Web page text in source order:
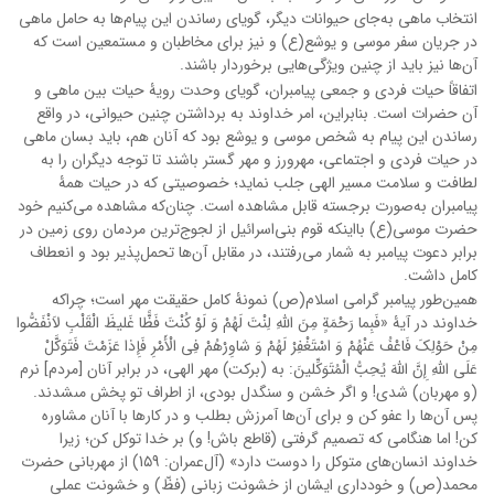
انتخاب ماهی به‌جای حیوانات دیگر، گویای رساندن این پیام‌ها به حامل ماهی
در جریان سفر موسی و یوشع(ع) و نیز برای مخاطبان و مستمعین است که
آن‌ها نیز باید از چنین ویژگی‌هایی برخوردار باشند.
اتفاقاً حیات فردی و جمعی پیامبران، گویای وحدت رویۀ حیات بین ماهی و
آن حضرات است. بنابراین، امر خداوند به برداشتن چنین حیوانی، در واقع
رساندن این پیام به شخص موسی و یوشع بود که آنان هم، باید بسان ماهی
در حیات فردی و اجتماعی، مهرورز و مهر گستر باشند تا توجه دیگران را به
لطافت و سلامت مسیر الهی جلب نماید؛ خصوصیتی که در حیات همۀ
پیامبران به‌صورت برجسته قابل مشاهده است. چنان‌که مشاهده می‌کنیم خود
حضرت موسی(ع) بااینکه قوم بنی‌اسرائیل از لجوج‌ترین مردمان روی زمین در
برابر دعوت پیامبر به شمار می‌رفتند، در مقابل آن‌ها تحمل‌پذیر بود و انعطاف
کامل داشت.
همین‌طور پیامبر گرامی اسلام(ص) نمونۀ کامل حقیقت مهر است؛ چراکه
خداوند در آیۀ «فَبِما رَحْمَةٍ مِنَ اللَّهِ لِنْتَ لَهُمْ وَ لَوْ کُنْتَ فَظًّا غَلیظَ الْقَلْبِ لاَنْفَضُّوا
مِنْ حَوْلِکَ فَاعْفُ عَنْهُمْ وَ اسْتَغْفِرْ لَهُمْ وَ شاوِرْهُمْ فِی الْأَمْرِ فَإِذا عَزَمْتَ فَتَوَکَّلْ
عَلَى اللَّهِ إِنَّ اللَّهَ یُحِبُّ الْمُتَوَکِّلینَ: به (برکت) مهر الهى، در برابر آنان [مردم‏] نرم
(و مهربان) شدى! و اگر خشن و سنگدل بودى، از اطراف تو پخش مى‏شدند.
پس آن‌ها را عفو کن و براى آن‌ها آمرزش بطلب و در کارها با آنان مشاوره
کن! اما هنگامى که تصمیم گرفتى (قاطع باش! و) بر خدا توکل کن؛ زیرا
خداوند انسان‌های متوکل را دوست دارد» (آل‌عمران: 1۵9) از مهربانی حضرت
محمد(ص) و خودداری ایشان از خشونت زبانی (فظّ) و خشونت عملی